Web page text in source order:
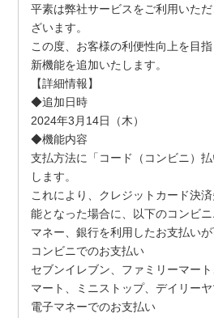
平素は弊社サービスをご利用いた
ざいます。
この度、お客様の利便性向上を目
新機能を追加いたします。
【詳細情報】
◆追加日時
2024年3月14日（木）
◆機能内容
支払方法に「コード（コンビニ）
します。
これにより、クレジットカード決
能となった場合に、以下のコンビ
マネー、銀行を利用したお支払いが
コンビニでのお支払い
セブンイレブン、ファミリーマー
マート、ミニストップ、デイリー
電子マネーでのお支払い